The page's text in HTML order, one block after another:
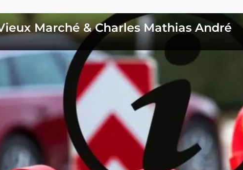
Marché & Charles Mathias André